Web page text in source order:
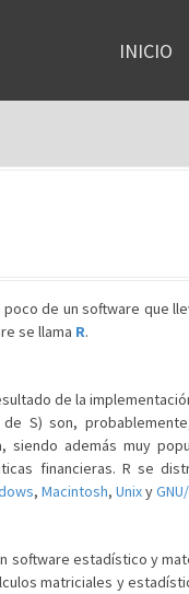
INICIO
de un software que
se llama R.
de la
S) son,
siendo además muy
financieras. R se
, Macintosh, Unixy
software estadístico y
matriciales y